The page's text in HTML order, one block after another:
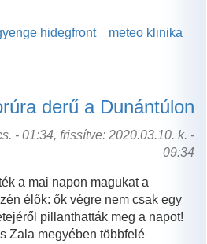
hidegfront meteo klinika
derű a Dunántúlon
- 01:34, frissítve: 2020.03.10. k. -
09:34
a mai napon magukat a
élők: ők végre nem csak egy
pillanthatták meg a napot!
Zala megyében többfelé